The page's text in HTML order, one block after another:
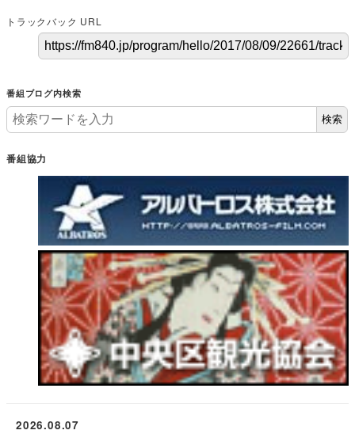
トラックバック URL
番組ブログ内検索
検索
番組協力
2026.08.07